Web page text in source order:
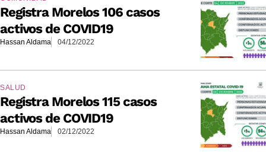
Registra Morelos 106 casos
activos de COVID19
Hassan Aldama 04/12/2022
SALUD
Registra Morelos 115 casos
activos de COVID19
Hassan Aldama 02/12/2022